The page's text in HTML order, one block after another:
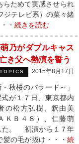
らためて実感させられ
ジテレビ系）の菜々緒
・ 続きを読む
乃がダブルキャス
き父へ熱演を誓う
TOPICS 2015年8月17日
秋桜のバラード～」
が１７日、東京都内
の松方弘樹、釈由美
ＫＢ４８）、仁藤萌
た。 初演から１７年
の毛が抜け・・・ 続